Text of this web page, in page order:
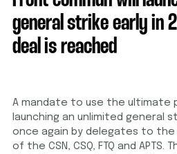
general strike early in
deal is reached
A mandate to use the ultimate
launching an unlimited general
once again by delegates to the
of the CSN, CSQ, FTQ and